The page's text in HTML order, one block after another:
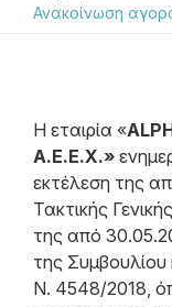
Ανακοίνωση
Η εταιρία «
Α.Ε.Ε.Χ.»
εκτέλεση της
Τακτικής
της από
της
N. 4548/2018,